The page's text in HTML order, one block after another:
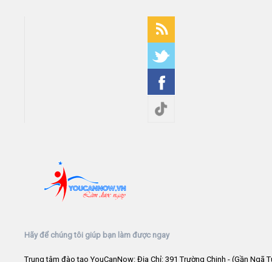
Hãy để chúng tôi giúp bạn làm được ngay
Trung tâm đào tạo YouCanNow: Địa Chỉ: 391 Trường Chinh - (Gần Ngã